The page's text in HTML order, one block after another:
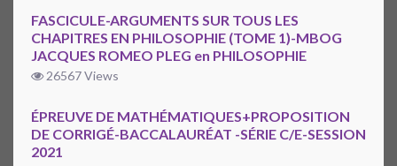
FASCICULE-ARGUMENTS SUR TOUS LES
CHAPITRES EN PHILOSOPHIE (TOME 1)-MBOG
JACQUES ROMEO PLEG en PHILOSOPHIE
26567 Views
ÉPREUVE DE MATHÉMATIQUES+PROPOSITION
DE CORRIGÉ-BACCALAURÉAT -SÉRIE C/E-SESSION
2021